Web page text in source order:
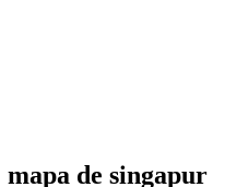
mapa de singapur